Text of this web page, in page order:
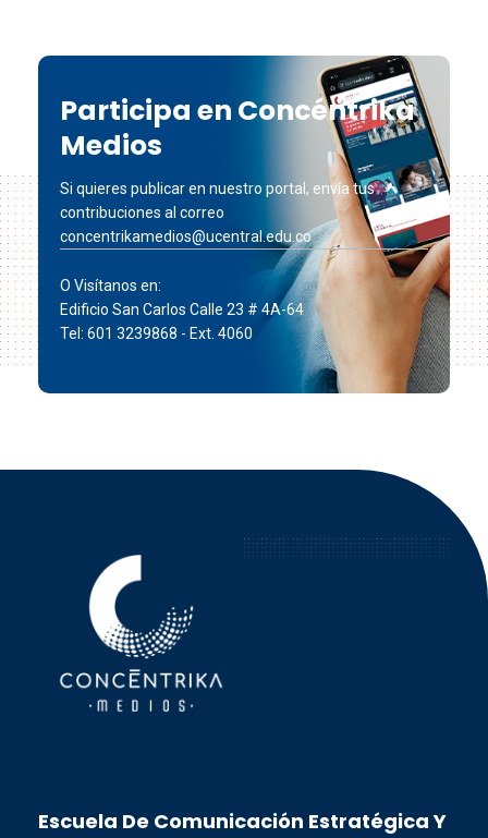
Participa en Concéntrika
Medios
Si quieres publicar en nuestro portal, envía tus
contribuciones al correo
concentrikamedios@ucentral.edu.co
O Visítanos en:
Edificio San Carlos Calle 23 # 4A-64
Tel: 601 3239868 - Ext. 4060
Escuela De Comunicación Estratégica Y